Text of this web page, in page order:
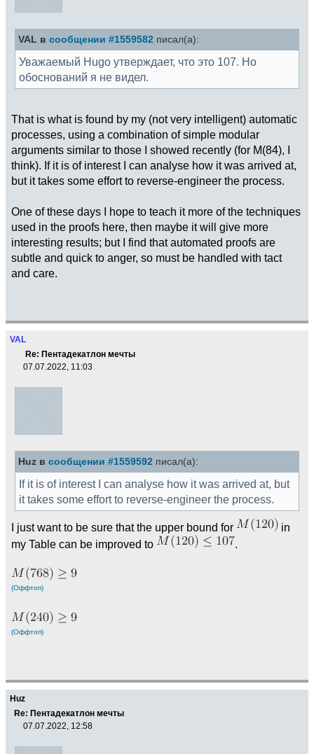
VAL в сообщении #1559582 писал(а):
Уважаемый Hugo утверждает, что это 107. Но
обоснований я не видел.
That is what is found by my (not very intelligent) automatic
processes, using a combination of simple modular
arguments similar to those I showed recently (for M(84), I
think). If it is of interest I can analyse how it was arrived at,
but it takes some effort to reverse-engineer the process.
One of these days I hope to teach it more of the techniques
used in the proofs here, then maybe it will give more
interesting results; but I find that automated proofs are
subtle and quick to anger, so must be handled with tact
and care.
VAL
Re: Пентадекатлон мечты
07.07.2022, 11:03
Huz в сообщении #1559592 писал(а):
If it is of interest I can analyse how it was arrived at, but
it takes some effort to reverse-engineer the process.
I just want to be sure that the upper bound for
in
my Table can be improved to
.
(Оффтоп)
(Оффтоп)
Huz
Re: Пентадекатлон мечты
07.07.2022, 12:58